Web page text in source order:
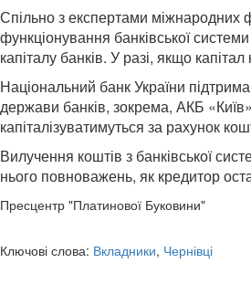
Спільно з експертами міжнародних
функціонування банківської
капіталу банків. У разі, якщо
Національний банк України
держави банків, зокрема, АКБ
капіталізуватимуться за рахунок
Вилучення коштів з банківської
нього повноважень, як кредитор
Пресцентр "Платинової Буковини"
Ключові слова: Вкладники, Чернівці